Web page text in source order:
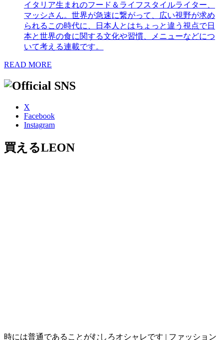
イタリア生まれのフード＆ライフスタイルライター、
マッシさん。世界が急速に繋がって、広い視野が求め
られるこの時代に、日本人とはちょっと違う視点で日
本と世界の食に関する文化や習慣、メニューなどにつ
いて考える連載です。
READ MORE
X
Facebook
Instagram
買えるLEON
時には普通であることがむしろオシャレです | ファッション